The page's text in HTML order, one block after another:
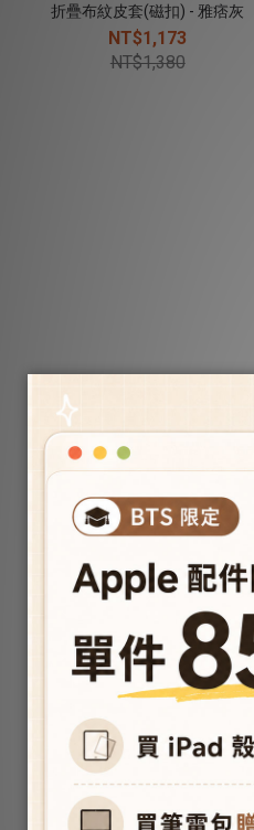
折疊布紋皮套(磁扣) - 雅痞灰
NT$1,173
NT$1,380